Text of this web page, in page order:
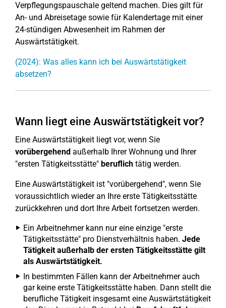
Verpflegungspauschale geltend machen. Dies gilt für
An- und Abreisetage sowie für Kalendertage mit einer
24-stündigen Abwesenheit im Rahmen der
Auswärtstätigkeit.
(2024): Was alles kann ich bei Auswärtstätigkeit
absetzen?
Wann liegt eine Auswärtstätigkeit vor?
Eine Auswärtstätigkeit liegt vor, wenn Sie
vorübergehend außerhalb Ihrer Wohnung und Ihrer
"ersten Tätigkeitsstätte" beruflich tätig werden.
Eine Auswärtstätigkeit ist "vorübergehend", wenn Sie
voraussichtlich wieder an Ihre erste Tätigkeitsstätte
zurückkehren und dort Ihre Arbeit fortsetzen werden.
Ein Arbeitnehmer kann nur eine einzige "erste
Tätigkeitsstätte" pro Dienstverhältnis haben. Jede
Tätigkeit außerhalb der ersten Tätigkeitsstätte gilt
als Auswärtstätigkeit.
In bestimmten Fällen kann der Arbeitnehmer auch
gar keine erste Tätigkeitsstätte haben. Dann stellt die
berufliche Tätigkeit insgesamt eine Auswärtstätigkeit